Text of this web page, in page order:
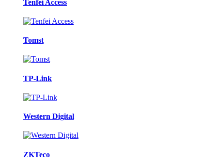
Tenfei Access
Tomst
TP-Link
Western Digital
ZKTeco